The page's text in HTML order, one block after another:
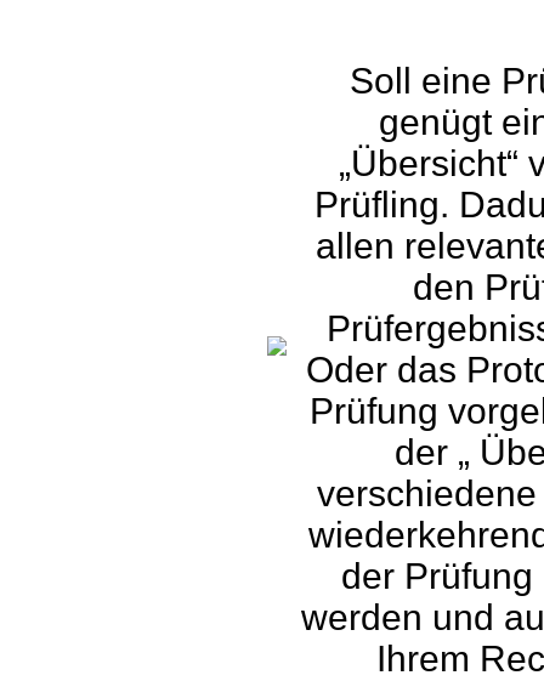
Soll eine
genügt
„Übersicht“
Prüfling.
allen
den
Oder das
Prüfung
der „
der
werden und
Ihrem